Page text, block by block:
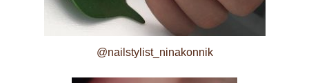
@nailstylist_ninakonnik